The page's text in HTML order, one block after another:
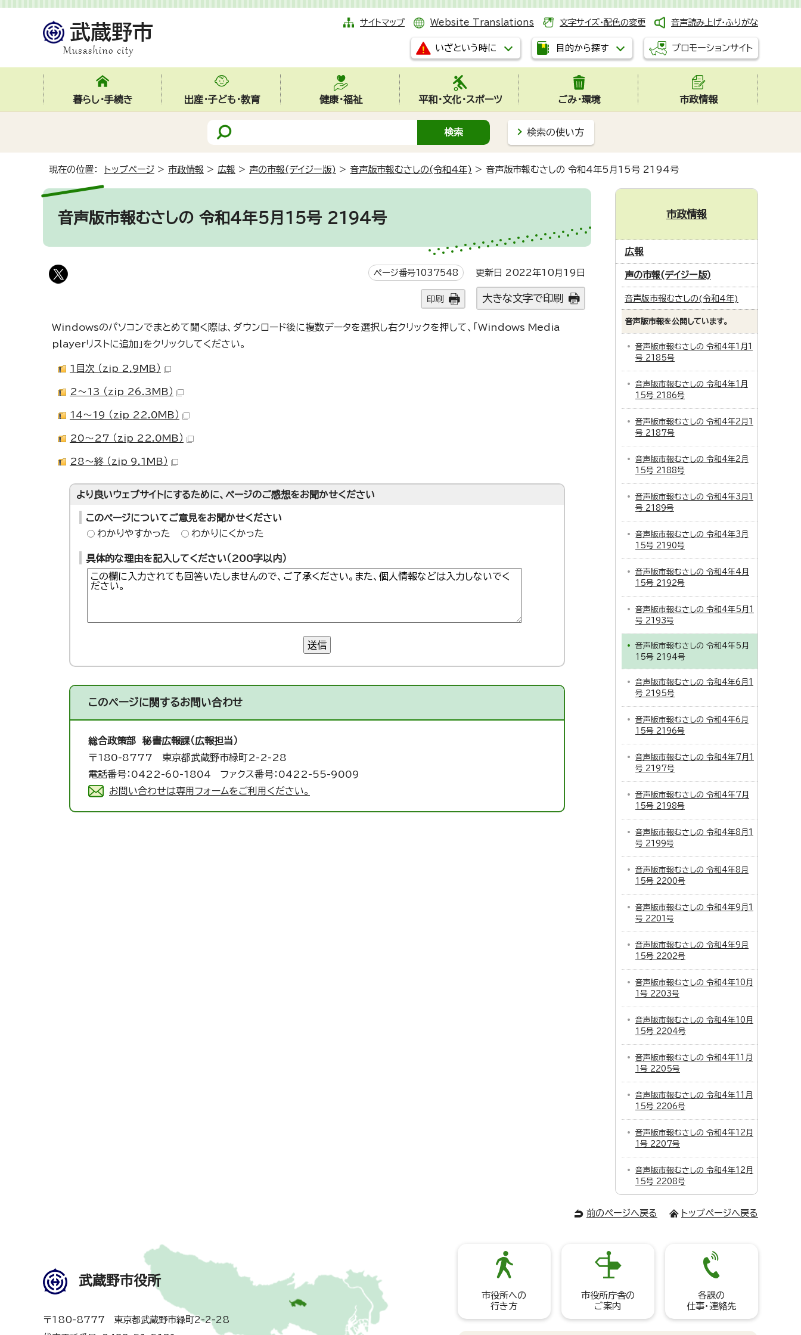
サイトマップ Website Translations 文字サイズ・配色の変更 音声読み上げ・ふりがな
いざという時に 目的から探す プロモーションサイト
暮らし・手続き 出産・子ども・教育 健康・福祉 平和・文化・スポーツ ごみ・環境 市政情報
検索の使い方
現在の位置： トップページ > 市政情報 > 広報 > 声の市報(デイジー版) > 音声版市報むさしの(令和4年) > 音声版市報むさしの 令和4年5月15号 2194号
音声版市報むさしの 令和4年5月15号 2194号
ページ番号1037548 更新日 2022年10月19日
印刷 大きな文字で印刷
Windowsのパソコンでまとめて聞く際は、ダウンロード後に複数データを選択し右クリックを押して、「Windows Media
playerリストに追加」をクリックしてください。
1目次 （zip 2.9MB）
2～13 （zip 26.3MB）
14～19 （zip 22.0MB）
20～27 （zip 22.0MB）
28～終 （zip 9.1MB）
より良いウェブサイトにするために、ページのご感想をお聞かせください
このページについてご意見をお聞かせください
わかりやすかった
わかりにくかった
具体的な理由を記入してください（200字以内）
送信
このページに関するお問い合わせ
総合政策部 秘書広報課（広報担当）
〒180-8777 東京都武蔵野市緑町2-2-28
電話番号：0422-60-1804 ファクス番号：0422-55-9009
お問い合わせは専用フォームをご利用ください。
市政情報
広報
声の市報(デイジー版)
音声版市報むさしの(令和4年)
音声版市報を公開しています。
音声版市報むさしの 令和4年1月1
号 2185号
音声版市報むさしの 令和4年1月
15号 2186号
音声版市報むさしの 令和4年2月1
号 2187号
音声版市報むさしの 令和4年2月
15号 2188号
音声版市報むさしの 令和4年3月1
号 2189号
音声版市報むさしの 令和4年3月
15号 2190号
音声版市報むさしの 令和4年4月
15号 2192号
音声版市報むさしの 令和4年5月1
号 2193号
音声版市報むさしの 令和4年5月
15号 2194号
音声版市報むさしの 令和4年6月1
号 2195号
音声版市報むさしの 令和4年6月
15号 2196号
音声版市報むさしの 令和4年7月1
号 2197号
音声版市報むさしの 令和4年7月
15号 2198号
音声版市報むさしの 令和4年8月1
号 2199号
音声版市報むさしの 令和4年8月
15号 2200号
音声版市報むさしの 令和4年9月1
号 2201号
音声版市報むさしの 令和4年9月
15号 2202号
音声版市報むさしの 令和4年10月
1号 2203号
音声版市報むさしの 令和4年10月
15号 2204号
音声版市報むさしの 令和4年11月
1号 2205号
音声版市報むさしの 令和4年11月
15号 2206号
音声版市報むさしの 令和4年12月
1号 2207号
音声版市報むさしの 令和4年12月
15号 2208号
前のページへ戻る トップページへ戻る
武蔵野市役所
〒180-8777 東京都武蔵野市緑町2-2-28
市役所への
行き方
市役所庁舎の
ご案内
各課の
仕事・連絡先